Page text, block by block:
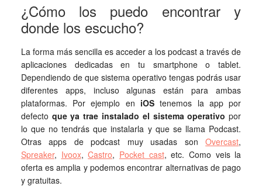
¿Cómo los puedo encontrar y
donde los escucho?
La forma más sencilla es acceder a los podcast a través de
aplicaciones dedicadas en tu smartphone o tablet.
Dependiendo de que sistema operativo tengas podrás usar
diferentes apps, incluso algunas están para ambas
plataformas. Por ejemplo en iOS tenemos la app por
defecto que ya trae instalado el sistema operativo por
lo que no tendrás que instalarla y que se llama Podcast.
Otras apps de podcast muy usadas sonOvercast,
Spreaker, Ivoox,Castro, Pocket cast, etc. Como veis la
oferta es amplia y podemos encontrar alternativas de pago
y gratuitas.